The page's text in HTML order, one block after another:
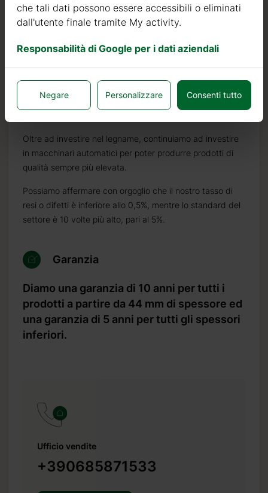
selezionato i migliori fornitori di legname. Utilizziamo
esclusivamente abete nordico a crescita lenta
Nord.
caratteristiche ideali per la costruzione di case in legno. È
di colore molto chiaro, con pochi nodi ed è noto per la
Oltre ad investire nel legname, continuiamo ad investire
in macchinari automatici per poter produrre prodotti di
qualità sempre più elevata.
Possiamo affermare con orgoglio che il nostro tasso di
resi o difetti è inferiore allo 0,5%, mentre lo standard del
settore è 10 volte più alto, pari al 5%.
Garanzia
Diamo una garanzia di 10 anni per tutti i
prodotti a partire da 44 mm di spessore ed
una garanzia di 5 anni per tutti gli spessori
inferiori.
Ufficio vendite
+390685871533
che tali dati possono essere accessibili o eliminati
dall'utente finale tramite My activity.
Responsabilità di Google per i dati aziendali
Negare Personalizzare Consenti tutto